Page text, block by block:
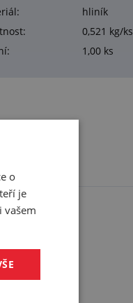
hliník
0,521 kg/ks
1,00 ks
o
je
vašem